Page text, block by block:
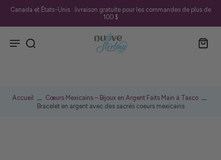
Canada et États-Unis : livraison gratuite pour les commandes de plus de
100 $
Accueil
Cœurs Mexicains – Bijoux en Argent Faits Main à Taxco
Bracelet en argent avec des sacrés coeurs mexicains